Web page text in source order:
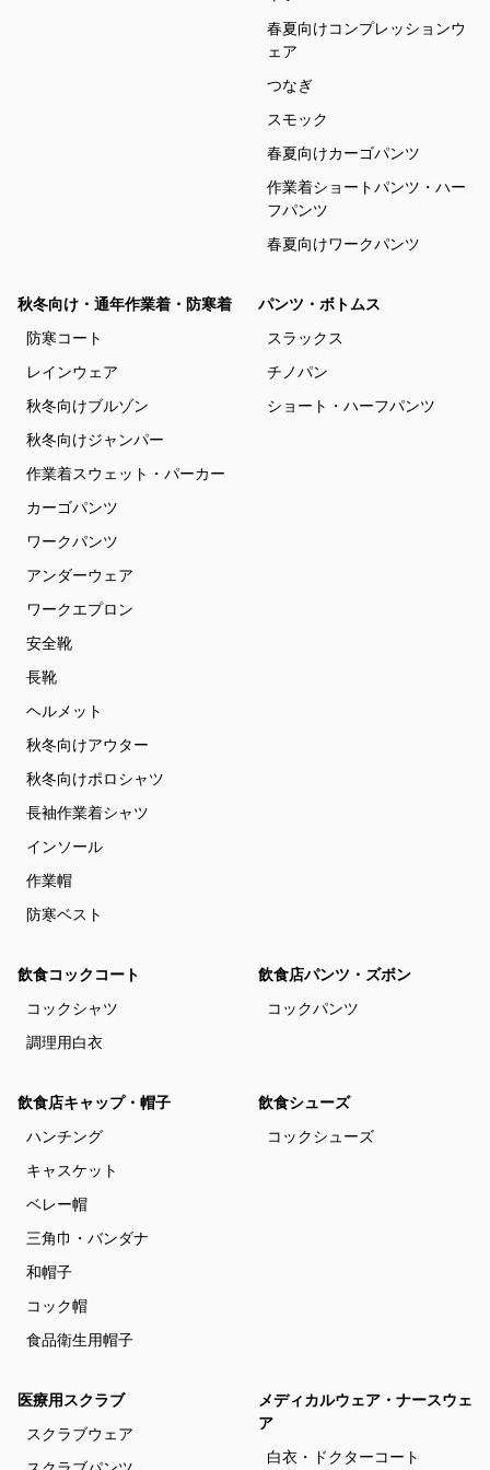
春夏向けコンプレッションウ
ェア
つなぎ
スモック
春夏向けカーゴパンツ
作業着ショートパンツ・ハー
フパンツ
春夏向けワークパンツ
秋冬向け・通年作業着・防寒着
防寒コート
レインウェア
秋冬向けブルゾン
秋冬向けジャンパー
作業着スウェット・パーカー
カーゴパンツ
ワークパンツ
アンダーウェア
ワークエプロン
安全靴
長靴
ヘルメット
秋冬向けアウター
秋冬向けポロシャツ
長袖作業着シャツ
インソール
作業帽
防寒ベスト
パンツ・ボトムス
スラックス
チノパン
ショート・ハーフパンツ
飲食コックコート
コックシャツ
調理用白衣
飲食店パンツ・ズボン
コックパンツ
飲食店キャップ・帽子
ハンチング
キャスケット
ベレー帽
三角巾・バンダナ
和帽子
コック帽
食品衛生用帽子
飲食シューズ
コックシューズ
医療用スクラブ
スクラブウェア
メディカルウェア・ナースウェ
ア
白衣・ドクターコート